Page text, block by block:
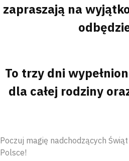
zapraszają na
To trzy dni
dla całej rodziny
Poczuj magię nadchodzących
Polsce!